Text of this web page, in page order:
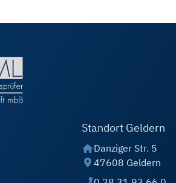
Standort Geldern
Danziger Str. 5
47608 Geldern